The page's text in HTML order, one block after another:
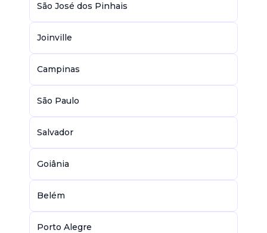
São José dos Pinhais
Joinville
Campinas
São Paulo
Salvador
Goiânia
Belém
Porto Alegre